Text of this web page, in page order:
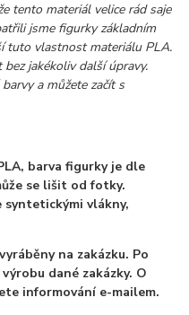
tento materiál velice rád saje
jsme figurky základním
tuto vlastnost materiálu PLA.
jakékoliv další úpravy.
a můžete začít s
barva figurky je dle
se lišit od fotky.
syntetickými vlákny,
na zakázku. Po
dané zakázky. O
informování e-mailem.